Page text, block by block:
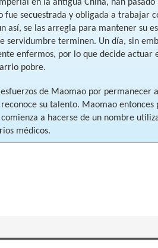
en la antigua China, han
fue secuestrada y obligada a trabajar
así, se las arregla para mantener su
servidumbre terminen. Un día, sin
enfermos, por lo que decide
pobre.
de Maomao por
su talento. Maomao
a hacerse de un nombre
médicos.